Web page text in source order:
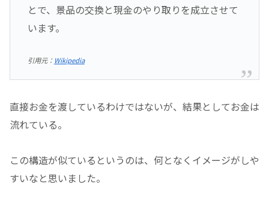
とで、景品の交換と現金のやり取りを成立させて
います。
引用元： Wikipedia
直接お金を渡しているわけではないが、結果としてお金は
流れている。
この構造が似ているというのは、何となくイメージがしや
すいなと思いました。